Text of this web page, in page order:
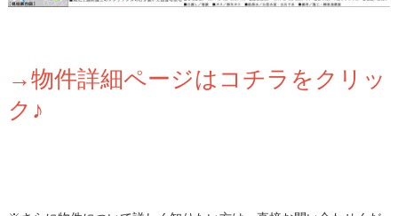
→物件詳細ページはコチラをクリッ
ク♪